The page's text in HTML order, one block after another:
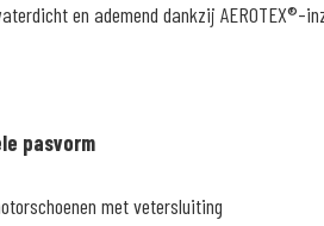
en ademend dankzij AEROTEX®-
pasvorm
met vetersluiting